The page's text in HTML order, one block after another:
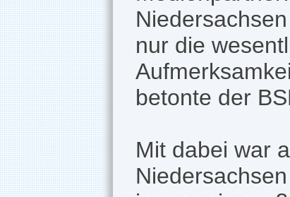
nur die
betonte der
Mit dabei war